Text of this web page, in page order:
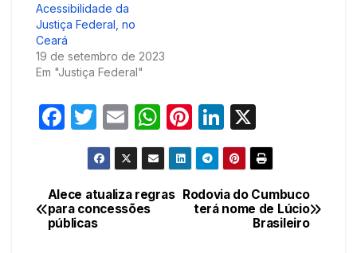
Acessibilidade da
Justiça Federal, no
Ceará
19 de setembro de 2023
Em "Justiça Federal"
F
e
b
T
w
itt
er
E
m
ail
W
h
at
s
Pi
nt
er
e
st
Li
n
k
e
dI
Navegação
de
Rodovia do Cumbuco
terá nome de Lúcio
Brasileiro
Alece atualiza regras
para concessões
públicas